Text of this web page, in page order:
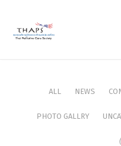
ALL NEWS
PHOTO GALLRY